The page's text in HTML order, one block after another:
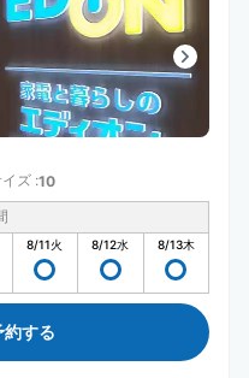
ズ :10
8/11火 8/12水 8/13木
約する